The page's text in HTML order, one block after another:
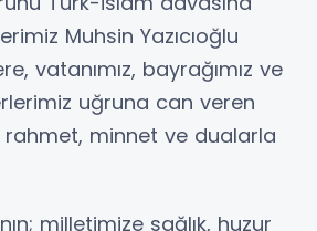
Muhsin Yazıcıoğlu
vatanımız, bayrağımız ve
uğruna can veren
minnet ve dualarla
milletimize sağlık, huzur